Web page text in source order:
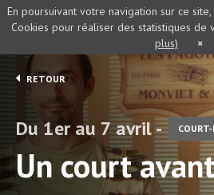
RETOUR
Du 1er au 7 avril -
Un court
En poursuivant votre navigation sur ce
Cookies pour réaliser des statistiques de
plus)
×